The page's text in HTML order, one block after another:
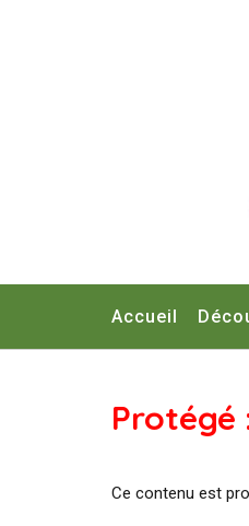
Accueil
Ce contenu est